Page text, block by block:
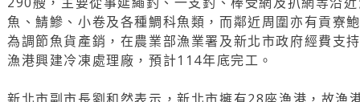
魚、鯖鰺、小卷及各種鯛科魚類，而鄰近周圍亦有貢寮
為調節魚貨產銷，在農業部漁業署及新北市政府經費支
漁港興建冷凍處理廠，預計114年底完工。